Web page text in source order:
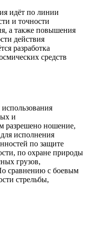
идёт по линии
и точности
а также повышения
действия
разработка
средств
и
разрешено ношение,
исполнения
по защите
по охране природы
грузов,
сравнению с боевым
стрельбы,